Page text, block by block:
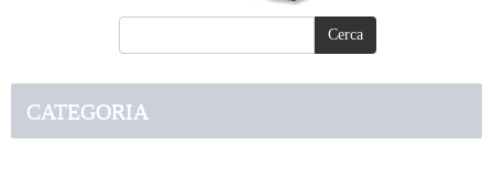
CATEGORIA